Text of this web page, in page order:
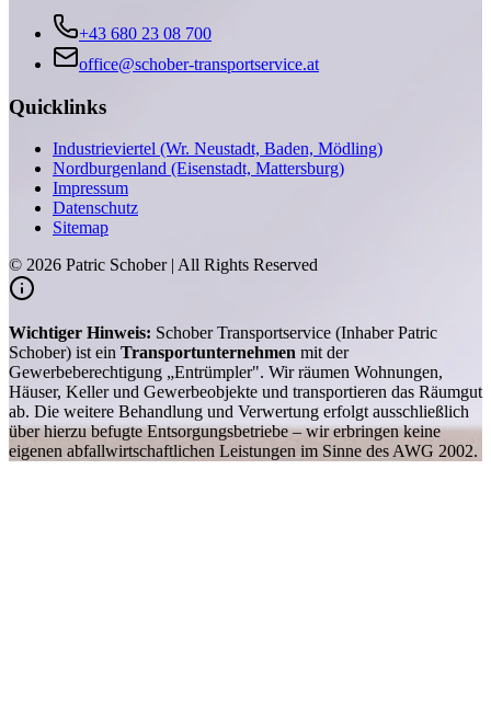
+43 680 23 08 700
office@schober-transportservice.at
Quicklinks
Industrieviertel (Wr. Neustadt, Baden, Mödling)
Nordburgenland (Eisenstadt, Mattersburg)
Impressum
Datenschutz
Sitemap
© 2026 Patric Schober | All Rights Reserved
Wichtiger Hinweis: Schober Transportservice (Inhaber Patric
Schober) ist ein Transportunternehmen mit der
Gewerbeberechtigung „Entrümpler". Wir räumen Wohnungen,
Häuser, Keller und Gewerbeobjekte und transportieren das Räumgut
ab. Die weitere Behandlung und Verwertung erfolgt ausschließlich
über hierzu befugte Entsorgungsbetriebe – wir erbringen keine
eigenen abfallwirtschaftlichen Leistungen im Sinne des AWG 2002.